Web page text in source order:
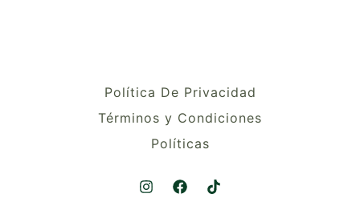
Política De Privacidad
Términos y Condiciones
Políticas